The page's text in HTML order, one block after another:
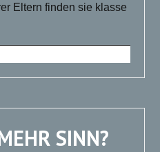
Eltern finden sie klasse
SINN?